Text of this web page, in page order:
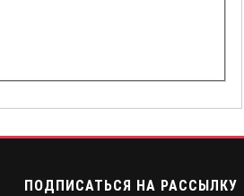
ПОДПИСАТЬСЯ НА РАССЫЛКУ